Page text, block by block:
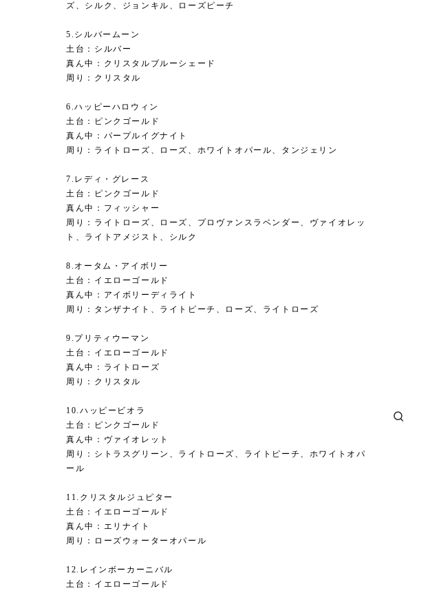
ズ、シルク、ジョンキル、ローズピーチ
5.シルバームーン
土台：シルバー
真ん中：クリスタルブルーシェード
周り：クリスタル
6.ハッピーハロウィン
土台：ピンクゴールド
真ん中：パープルイグナイト
周り：ライトローズ、ローズ、ホワイトオパール、タンジェリン
7.レディ・グレース
土台：ピンクゴールド
真ん中：フィッシャー
周り：ライトローズ、ローズ、プロヴァンスラベンダー、ヴァイオレッ
ト、ライトアメジスト、シルク
8.オータム・アイボリー
土台：イエローゴールド
真ん中：アイボリーディライト
周り：タンザナイト、ライトピーチ、ローズ、ライトローズ
9.プリティウーマン
土台：イエローゴールド
真ん中：ライトローズ
周り：クリスタル
10.ハッピービオラ
土台：ピンクゴールド
真ん中：ヴァイオレット
周り：シトラスグリーン、ライトローズ、ライトピーチ、ホワイトオパ
ール
11.クリスタルジュピター
土台：イエローゴールド
真ん中：エリナイト
周り：ローズウォーターオパール
12.レインボーカーニバル
土台：イエローゴールド